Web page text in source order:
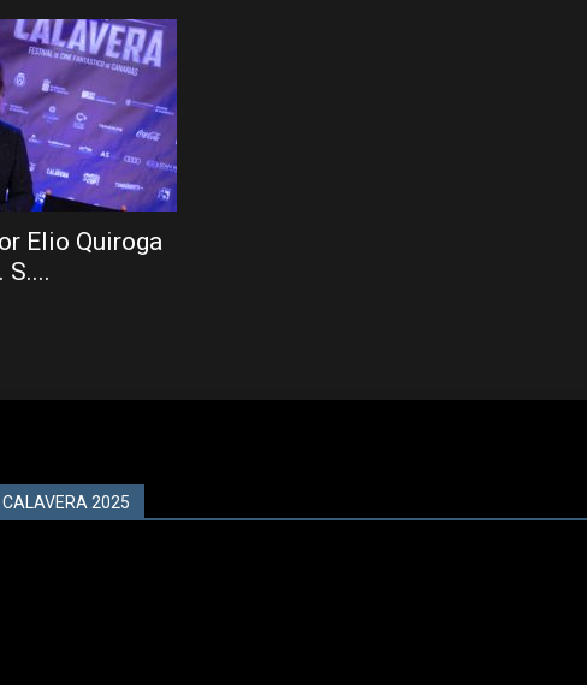
Elio Quiroga
CALAVERA 2025